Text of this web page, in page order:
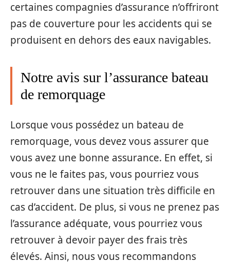
certaines compagnies d’assurance n’offriront
pas de couverture pour les accidents qui se
produisent en dehors des eaux navigables.
Notre avis sur l’assurance bateau
de remorquage
Lorsque vous possédez un bateau de
remorquage, vous devez vous assurer que
vous avez une bonne assurance. En effet, si
vous ne le faites pas, vous pourriez vous
retrouver dans une situation très difficile en
cas d’accident. De plus, si vous ne prenez pas
l’assurance adéquate, vous pourriez vous
retrouver à devoir payer des frais très
élevés. Ainsi, nous vous recommandons